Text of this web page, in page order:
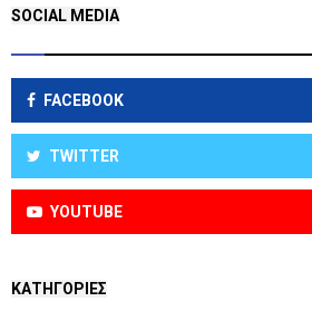
SOCIAL MEDIA
FACEBOOK
TWITTER
YOUTUBE
KΑΤΗΓΟΡΊΕΣ